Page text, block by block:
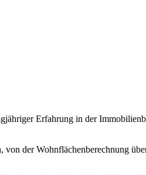
Erfahrung in der
von der Wohnflächenberechnung